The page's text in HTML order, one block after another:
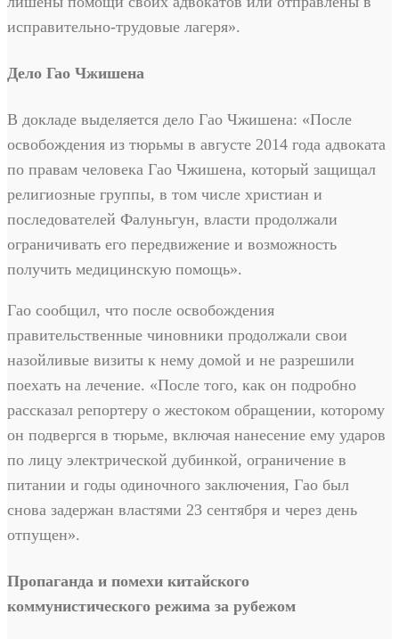
исправительно-трудовые лагеря».
Дело Гао Чжишена
В докладе выделяется дело Гао Чжишена: «После
освобождения из тюрьмы в августе 2014 года адвоката
по правам человека Гао Чжишена, который защищал
религиозные группы, в том числе христиан и
последователей Фалуньгун, власти продолжали
ограничивать его передвижение и возможность
получить медицинскую помощь».
Гао сообщил, что после освобождения
правительственные чиновники продолжали свои
назойливые визиты к нему домой и не разрешили
поехать на лечение. «После того, как он подробно
рассказал репортеру о жестоком обращении, которому
он подвергся в тюрьме, включая нанесение ему ударов
по лицу электрической дубинкой, ограничение в
питании и годы одиночного заключения, Гао был
снова задержан властями 23 сентября и через день
отпущен».
Пропаганда и помехи китайского
коммунистического режима за рубежом